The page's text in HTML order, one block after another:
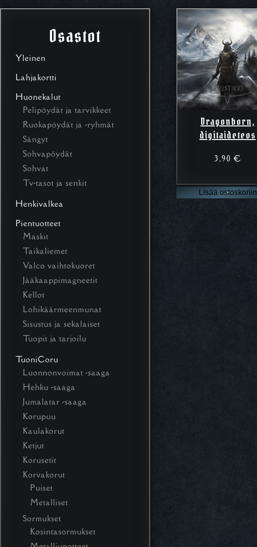
Osastot
Yleinen
Lahjakortti
Huonekalut
Pelipöydät ja tarvikkeet
Ruokapöydät ja -ryhmät
Sängyt
Sohvapöydät
Sohvat
Tv-tasot ja senkit
Henkivalkea
Pientuotteet
Maskit
Taikaliemet
Valco vaihtokuoret
Jääkaappimagneetit
Kellot
Lohikäärmeenmunat
Sisustus ja sekalaiset
Tuopit ja tarjoilu
TuoniCoru
Luonnonvoimat -saaga
Hehku -saaga
Jumalatar -saaga
Korupuu
Kaulakorut
Ketjut
Korusetit
Korvakorut
Puiset
Metalliset
Sormukset
Kosintasormukset
Dragonborn,
digitaideteos
3,90 €
Lisää ostoskoriin